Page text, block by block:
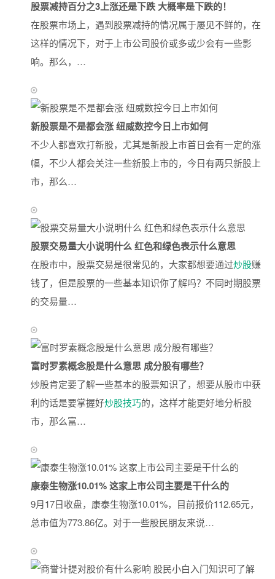
股票减持百分之3上涨还是下跌 大概率是下跌的！
在股票市场上，遇到股票减持的情况属于屡见不鲜的，在
这样的情况下，对于上市公司股价或多或少会有一些影
响。那么，…
新股票是不是都会涨 纽威数控今日上市如何
不少人都喜欢打新股，尤其是新股上市首日会有一定的涨
幅，不少人都会关注一些新股上市的，今日有两只新股上
市，那么…
股票交易量大小说明什么 红色和绿色表示什么意思
在股市中，股票交易是很常见的，大家都想要通过炒股赚
钱了，但是股票的一些基本知识你了解吗？不同时期股票
的交易量…
富时罗素概念股是什么意思 成分股有哪些？
炒股肯定要了解一些基本的股票知识了，想要从股市中获
利的话是要掌握好炒股技巧的，这样才能更好地分析股
市，那么富…
康泰生物涨10.01% 这家上市公司主要是干什么的
9月17日收盘，康泰生物涨10.01%，目前报价112.65元，
总市值为773.86亿。对于一些股民朋友来说…